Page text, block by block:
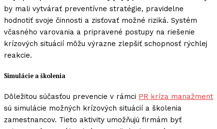
by mali vytvárať preventívne stratégie, pravidelne
hodnotiť svoje činnosti a zisťovať možné riziká. Systém
včasného varovania a pripravené postupy na riešenie
krízových situácií môžu výrazne zlepšiť schopnosť rýchlej
reakcie.
Simulácie a školenia
Dôležitou súčasťou prevencie v rámci PR kríza manažment
sú simulácie možných krízových situácií a školenia
zamestnancov. Tieto aktivity umožňujú firmám byť